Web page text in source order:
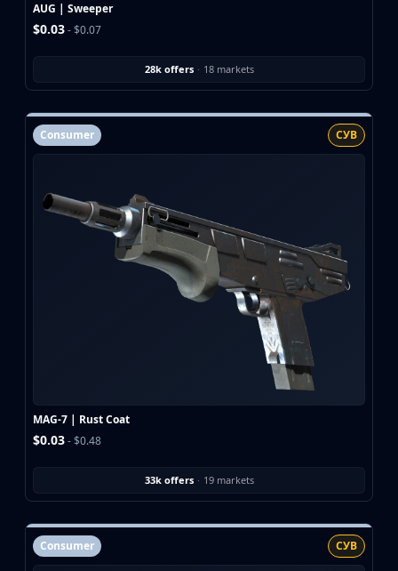
AUG | Sweeper
$0.03- $0.07
28k offers · 18 markets
Consumer СУВ
MAG-7 | Rust Coat
$0.03- $0.48
33k offers · 19 markets
Consumer СУВ